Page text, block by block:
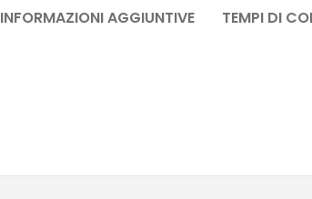
INFORMAZIONI AGGIUNTIVE TEMPI DI